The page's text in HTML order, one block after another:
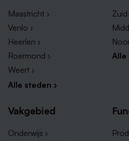
Sales vacatures in Sittard
Sales vacatures in
Maastricht ›
Venlo ›
Heerlen ›
Roermond ›
Weert ›
Alle steden ›
Alle
Vakgebied
Onderwijs ›